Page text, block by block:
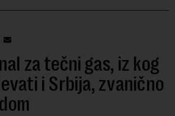
za tečni gas, iz kog
i Srbija, zvanično